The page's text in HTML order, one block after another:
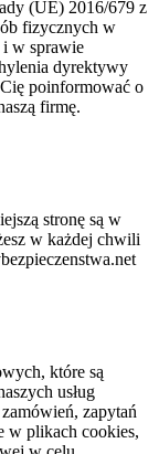
(UE) 2016/679 z
fizycznych w
i w sprawie
dyrektywy
poinformować o
firmę.
stronę są w
w każdej chwili
które są
usług
zapytań
w plikach cookies,